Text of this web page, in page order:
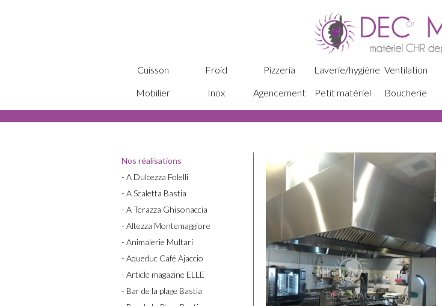
Cuisson Froid Pizzeria Laverie/hygiène Ventilation
Mobilier
Inox Agencement Petit matériel Boucherie
Nos réalisations
- A Dulcezza Folelli
- A Scaletta Bastia
- A Terazza Ghisonaccia
- Altezza Montemaggiore
- Animalerie Multari
- Aqueduc Café Ajaccio
- Article magazine ELLE
- Bar de la plage Bastia